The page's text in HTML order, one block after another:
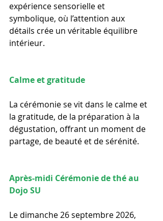
expérience sensorielle et
symbolique, où l’attention aux
détails crée un véritable équilibre
intérieur.
Calme et gratitude
La cérémonie se vit dans le calme et
la gratitude, de la préparation à la
dégustation, offrant un moment de
partage, de beauté et de sérénité.
Après-midi Cérémonie de thé au
Dojo SU
Le dimanche 26 septembre 2026,